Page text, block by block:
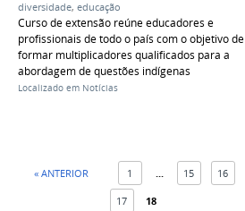
diversidade, educação
Curso de extensão reúne educadores e
profissionais de todo o país com o objetivo de
formar multiplicadores qualificados para a
abordagem de questões indígenas
Localizado em Notícias
« ANTERIOR 1 ... 15 16
17 18